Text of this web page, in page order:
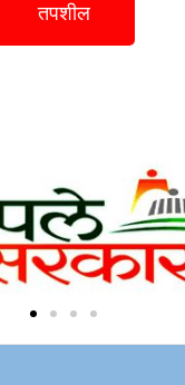
तपशील